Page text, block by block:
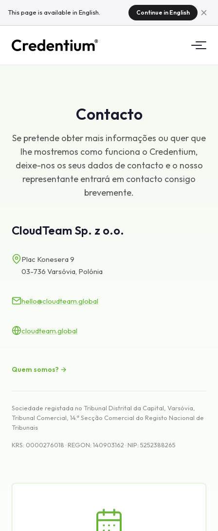
This page is available in English. Continue in English
Sobre a CloudTeam
Para universidades
Para empresas de eventos
O que são microcredenciais?
Regulamentação
Base de conhecimento
Suporte
Contacto
Se pretende obter mais informações ou quer que
lhe mostremos como funciona o Credentium,
deixe-nos os seus dados de contacto e o nosso
representante entrará em contacto consigo
brevemente.
CloudTeam Sp. z o.o.
Plac Konesera 9
03-736 Varsóvia, Polónia
hello@cloudteam.global
cloudteam.global
Quem somos? →
Sociedade registada no Tribunal Distrital da Capital, Varsóvia,
Tribunal Comercial, 14.ª Secção Comercial do Registo Nacional de
Tribunais
KRS: 0000276018 · REGON: 140903162 · NIP: 5252388265